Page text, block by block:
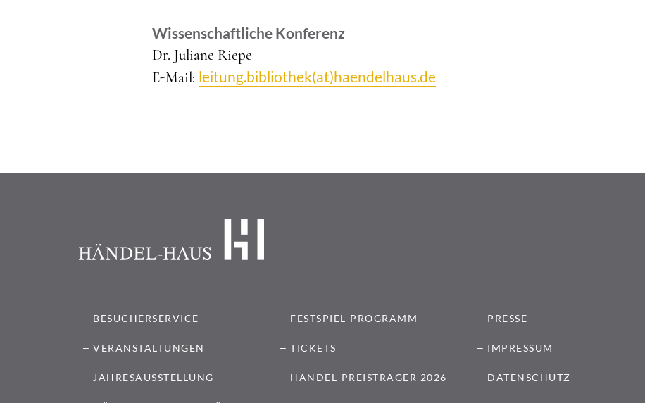
Wissenschaftliche Konferenz
Dr. Juliane Riepe
E-Mail: leitung.bibliothek(at)haendelhaus.de
BESUCHERSERVICE
VERANSTALTUNGEN
JAHRESAUSSTELLUNG
FESTSPIEL-PROGRAMM
TICKETS
HÄNDEL-PREISTRÄGER 2026
PRESSE
IMPRESSUM
DATENSCHUTZ